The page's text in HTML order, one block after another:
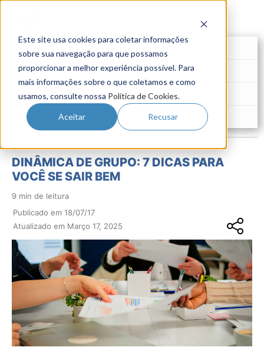
Este site usa cookies para coletar informações
sobre sua navegação para que possamos
proporcionar a melhor experiência possível. Para
mais informações sobre o que coletamos e como
usamos, consulte nossa Política de Cookies.
Aceitar Recusar
Gestão de Talentos
Novo Emprego
Pesquisas
DINÂMICA DE GRUPO: 7 DICAS PARA
VOCÊ SE SAIR BEM
9 min de leitura
Publicado em 18/07/17
Atualizado em Março 17, 2025